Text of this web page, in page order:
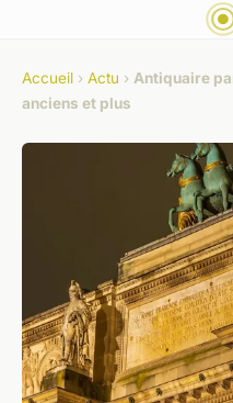
Accueil › Actu › Antiquaire
anciens et plus